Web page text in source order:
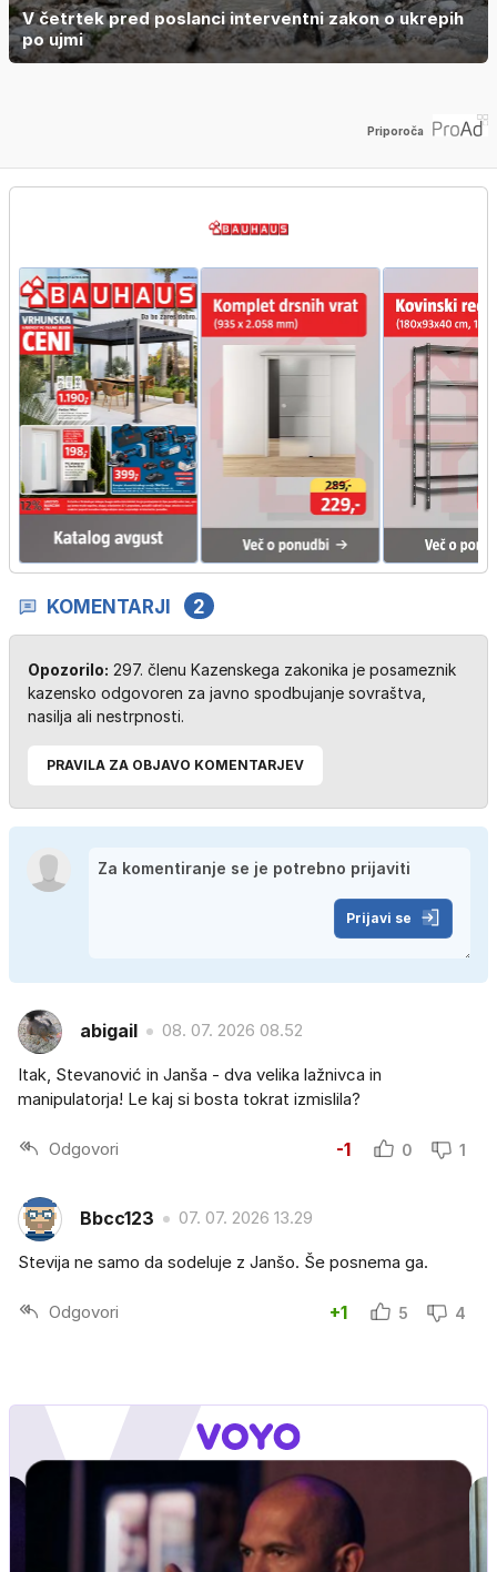
V četrtek pred poslanci interventni zakon o ukrepih
po ujmi
Priporoča
KOMENTARJI 2
Opozorilo: 297. členu Kazenskega zakonika je posameznik
kazensko odgovoren za javno spodbujanje sovraštva,
nasilja ali nestrpnosti.
PRAVILA ZA OBJAVO KOMENTARJEV
Prijavi se
abigail 08. 07. 2026 08.52
Itak, Stevanović in Janša - dva velika lažnivca in
manipulatorja! Le kaj si bosta tokrat izmislila?
Odgovori -1 0 1
Bbcc123 07. 07. 2026 13.29
Stevija ne samo da sodeluje z Janšo. Še posnema ga.
Odgovori +1 5 4